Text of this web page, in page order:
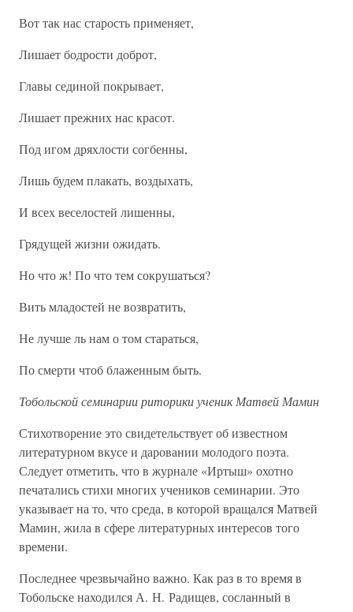
Вот так нас старость применяет,
Лишает бодрости доброт,
Главы сединой покрывает,
Лишает прежних нас красот.
Под игом дряхлости согбенны,
Лишь будем плакать, воздыхать,
И всех веселостей лишенны,
Грядущей жизни ожидать.
Но что ж! По что тем сокрушаться?
Вить младостей не возвратить,
Не лучше ль нам о том стараться,
По смерти чтоб блаженным быть.
Тобольской семинарии риторики ученик Матвей Мамин
Стихотворение это свидетельствует об известном
литературном вкусе и даровании молодого поэта.
Следует отметить, что в журнале «Иртыш» охотно
печатались стихи многих учеников семинарии. Это
указывает на то, что среда, в которой вращался Матвей
Мамин, жила в сфере литературных интересов того
времени.
Последнее чрезвычайно важно. Как раз в то время в
Тобольске находился А. Н. Радищев, сосланный в